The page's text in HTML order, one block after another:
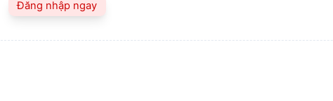
Đăng nhập ngay